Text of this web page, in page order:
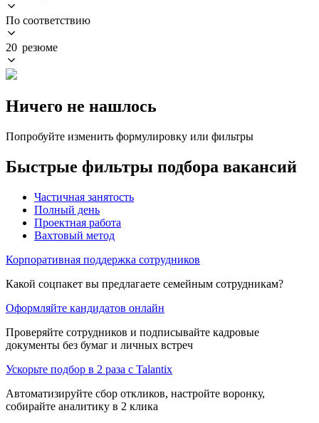
По соответствию
20 резюме
Ничего не нашлось
Попробуйте изменить формулировку или фильтры
Быстрые фильтры подбора вакансий
Частичная занятость
Полный день
Проектная работа
Вахтовый метод
Корпоративная поддержка сотрудников
Какой соцпакет вы предлагаете семейным сотрудникам?
Оформляйте кандидатов онлайн
Проверяйте сотрудников и подписывайте кадровые
документы без бумаг и личных встреч
Ускорьте подбор в 2 раза с Talantix
Автоматизируйте сбор откликов, настройте воронку,
собирайте аналитику в 2 клика